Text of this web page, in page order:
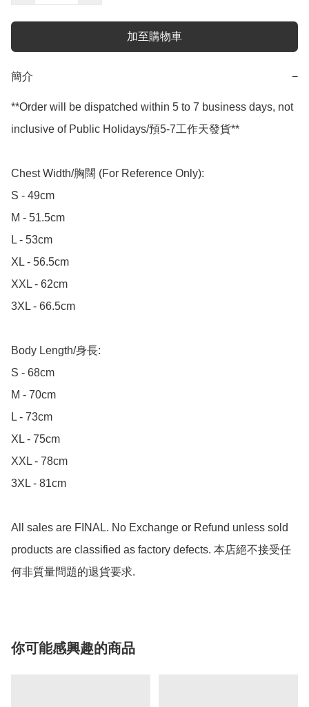
加至購物車
簡介 −
**Order will be dispatched within 5 to 7 business days, not
inclusive of Public Holidays/預5-7工作天發貨**
Chest Width/胸闊 (For Reference Only):
S - 49cm
M - 51.5cm
L - 53cm
XL - 56.5cm
XXL - 62cm
3XL - 66.5cm
Body Length/身長:
S - 68cm
M - 70cm
L - 73cm
XL - 75cm
XXL - 78cm
3XL - 81cm
All sales are FINAL. No Exchange or Refund unless sold
products are classified as factory defects. 本店絕不接受任
何非質量問題的退貨要求.
你可能感興趣的商品